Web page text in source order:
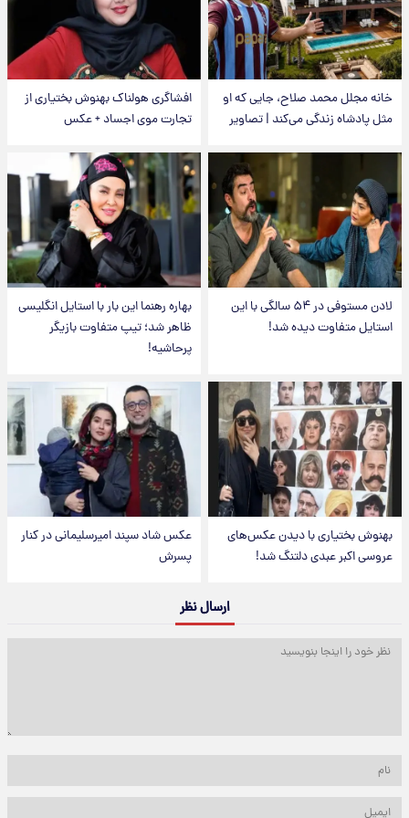
خانه مجلل محمد صلاح، جایی که او
مثل پادشاه زندگی می‌کند | تصاویر
افشاگری هولناک بهنوش بختیاری از
تجارت موی اجساد + عکس
لادن مستوفی در ۵۴ سالگی با این
استایل متفاوت دیده شد!
بهاره رهنما این بار با استایل انگلیسی
ظاهر شد؛ تیپ متفاوت بازیگر
پرحاشیه!
بهنوش بختیاری با دیدن عکس‌های
عروسی اکبر عبدی دلتنگ شد!
عکس شاد سپند امیرسلیمانی در کنار
پسرش
ارسال نظر